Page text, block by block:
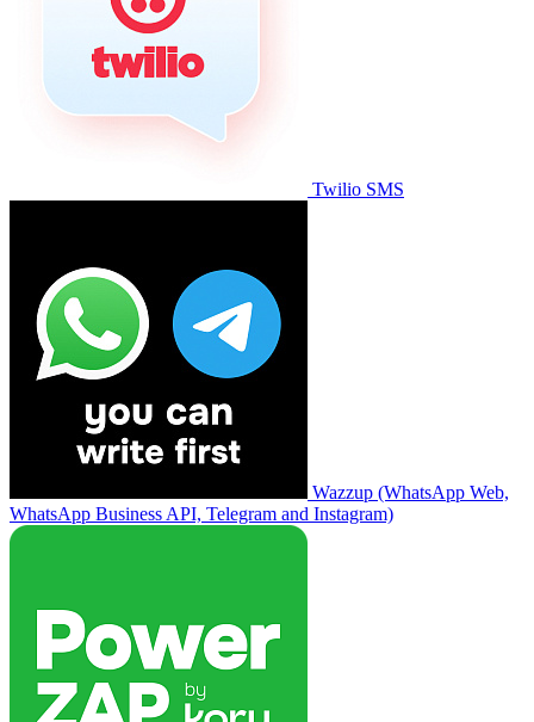
Twilio SMS
Wazzup (WhatsApp Web,
WhatsApp Business API, Telegram and Instagram)